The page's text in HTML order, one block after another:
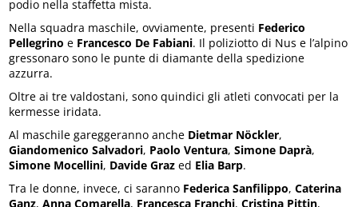
podio nella staffetta mista.
Nella squadra maschile, ovviamente, presenti Federico
Pellegrino e Francesco De Fabiani. Il poliziotto di Nus e l’alpino
gressonaro sono le punte di diamante della spedizione
azzurra.
Oltre ai tre valdostani, sono quindici gli atleti convocati per la
kermesse iridata.
Al maschile gareggeranno anche Dietmar Nöckler,
Giandomenico Salvadori, Paolo Ventura,Simone Daprà,
Simone Mocellini, Davide Graz ed Elia Barp.
Tra le donne, invece, ci saranno Federica Sanfilippo,Caterina
Ganz,Anna Comarella, Francesca Franchi,Cristina Pittin,